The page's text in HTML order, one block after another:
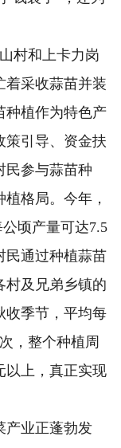
村和上卡力岗
着采收蒜苗并装
种植作为特色产
策引导、资金扶
民参与蒜苗种
格局。今年，
顷产量可达7.5
民通过种植蒜苗
村及兄弟乡镇的
收季节，平均每
，整个种植周
以上，真正实现
业正蓬勃发